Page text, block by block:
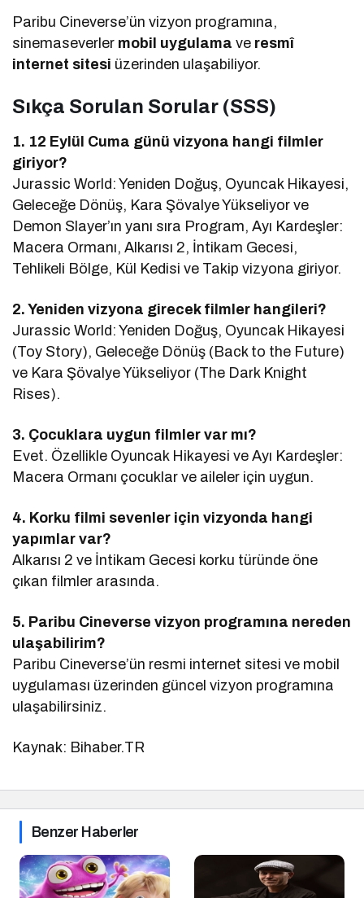
Paribu Cineverse’ün vizyon programına,
sinemaseverler mobil uygulama ve resmî
internet sitesi üzerinden ulaşabiliyor.
Sıkça Sorulan Sorular (SSS)
1. 12 Eylül Cuma günü vizyona hangi filmler
giriyor?
Jurassic World: Yeniden Doğuş, Oyuncak Hikayesi,
Geleceğe Dönüş, Kara Şövalye Yükseliyor ve
Demon Slayer’ın yanı sıra Program, Ayı Kardeşler:
Macera Ormanı, Alkarısı 2, İntikam Gecesi,
Tehlikeli Bölge, Kül Kedisi ve Takip vizyona giriyor.
2. Yeniden vizyona girecek filmler hangileri?
Jurassic World: Yeniden Doğuş, Oyuncak Hikayesi
(Toy Story), Geleceğe Dönüş (Back to the Future)
ve Kara Şövalye Yükseliyor (The Dark Knight
Rises).
3. Çocuklara uygun filmler var mı?
Evet. Özellikle Oyuncak Hikayesi ve Ayı Kardeşler:
Macera Ormanı çocuklar ve aileler için uygun.
4. Korku filmi sevenler için vizyonda hangi
yapımlar var?
Alkarısı 2 ve İntikam Gecesi korku türünde öne
çıkan filmler arasında.
5. Paribu Cineverse vizyon programına nereden
ulaşabilirim?
Paribu Cineverse’ün resmi internet sitesi ve mobil
uygulaması üzerinden güncel vizyon programına
ulaşabilirsiniz.
Kaynak: Bihaber.TR
Benzer Haberler